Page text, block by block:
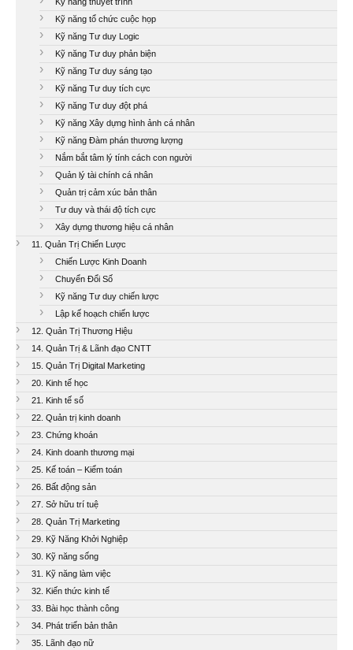
Kỹ năng tổ chức cuộc họp
Kỹ năng Tư duy Logic
Kỹ năng Tư duy phản biện
Kỹ năng Tư duy sáng tạo
Kỹ năng Tư duy tích cực
Kỹ năng Tư duy đột phá
Kỹ năng Xây dựng hình ảnh cá nhân
Kỹ năng Đàm phán thương lượng
Nắm bắt tâm lý tính cách con người
Quản lý tài chính cá nhân
Quản trị cảm xúc bản thân
Tư duy và thái độ tích cực
Xây dựng thương hiệu cá nhân
11. Quản Trị Chiến Lược
Chiến Lược Kinh Doanh
Chuyển Đổi Số
Kỹ năng Tư duy chiến lược
Lập kế hoạch chiến lược
12. Quản Trị Thương Hiệu
14. Quản Trị & Lãnh đạo CNTT
15. Quản Trị Digital Marketing
20. Kinh tế học
21. Kinh tế số
22. Quản trị kinh doanh
23. Chứng khoán
24. Kinh doanh thương mại
25. Kế toán – Kiểm toán
26. Bất động sản
27. Sở hữu trí tuệ
28. Quản Trị Marketing
29. Kỹ Năng Khởi Nghiệp
30. Kỹ năng sống
31. Kỹ năng làm việc
32. Kiến thức kinh tế
33. Bài học thành công
34. Phát triển bản thân
35. Lãnh đạo nữ